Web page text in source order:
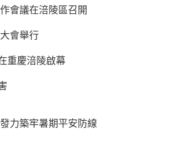
會議在涪陵區召開
會舉行
重慶涪陵啟幕
力築牢暑期平安防線